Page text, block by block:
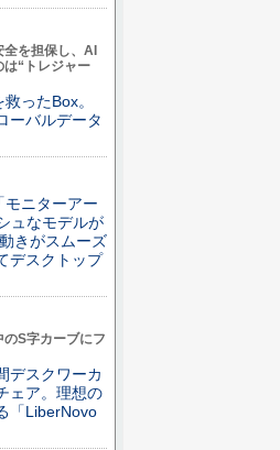
を担保し、AI
“トレジャー
ったBox。
ーバルデータ
モニターアー
ュなモデルが
きがスムーズ
デスクトップ
S字カーブにフ
デスクワーカ
ェア。理想の
「LiberNovo